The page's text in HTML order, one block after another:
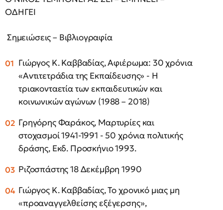
ΟΔΗΓΕΙ
Σημειώσεις – Βιβλιογραφία
Γιώργος Κ. Καββαδίας, Αφιέρωμα: 30 χρόνια
«Αντιτετράδια της Εκπαίδευσης» - Η
τριακονταετία των εκπαιδευτικών και
κοινωνικών αγώνων (1988 – 2018)
Γρηγόρης Φαράκος, Μαρτυρίες και
στοχασμοί 1941-1991 - 50 χρόνια πολιτικής
δράσης, Εκδ. Προσκήνιο 1993.
Ριζοσπάστης 18 Δεκέμβρη 1990
Γιώργος Κ. Καββαδίας, Το χρονικό μιας μη
«προαναγγελθείσης εξέγερσης»,